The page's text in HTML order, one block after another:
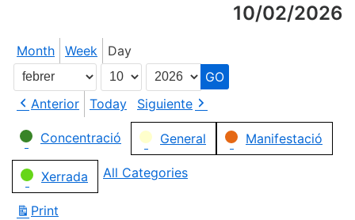
10/02/2026
Month Week Day
Month
Day
Year
Anterior
Today
Siguiente
Categories
Concentració General Manifestació
Xerrada All Categories
Print